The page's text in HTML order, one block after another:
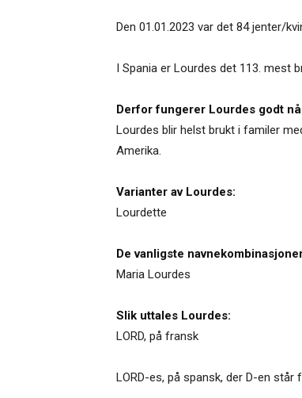
Den 01.01.2023 var det 84 jenter/
I Spania er Lourdes det 113. mest
Derfor fungerer Lourdes godt
Lourdes blir helst brukt i familer
Amerika.
Varianter av Lourdes:
Lourdette
De vanligste
Maria Lourdes
Slik uttales Lourdes:
LORD, på fransk
LORD-es, på spansk, der D-en